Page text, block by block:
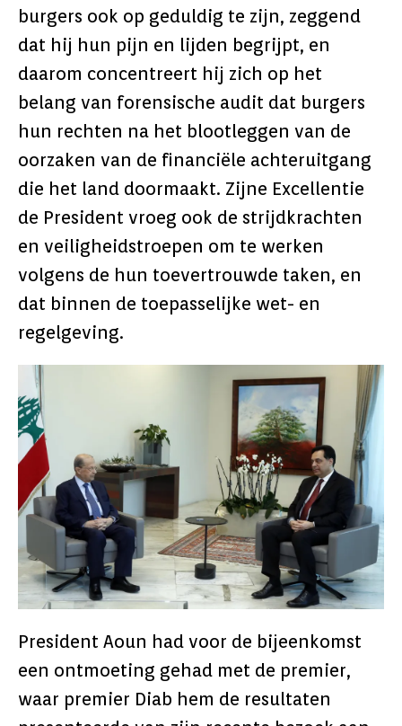
burgers ook op geduldig te zijn, zeggend
dat hij hun pijn en lijden begrijpt, en
daarom concentreert hij zich op het
belang van forensische audit dat burgers
hun rechten na het blootleggen van de
oorzaken van de financiële achteruitgang
die het land doormaakt. Zijne Excellentie
de President vroeg ook de strijdkrachten
en veiligheidstroepen om te werken
volgens de hun toevertrouwde taken, en
dat binnen de toepasselijke wet- en
regelgeving.
President Aoun had voor de bijeenkomst
een ontmoeting gehad met de premier,
waar premier Diab hem de resultaten